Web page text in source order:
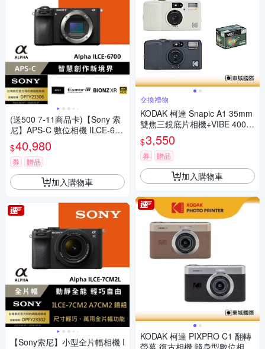
(送500 7-11商品卡)【Sony 索
尼】APS-C 數位相機 ILCE-670
0 單機身 (公司貨 保固18+6個
月)
$40,980
券 贈品
加入購物車
【Sony索尼】小型全片幅相機 I
交換禮物
KODAK 柯達 Snapic A1 35mm
雙焦三鏡底片相機+VIBE 400底
片組
$3,550
券 贈品
加入購物車
KODAK 柯達 PIXPRO C1 翻轉